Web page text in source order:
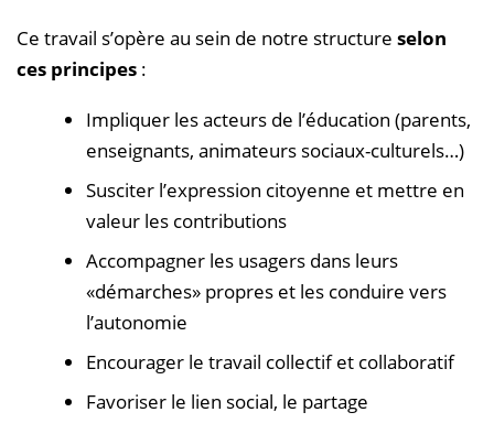
Ce travail s’opère au sein de notre structure selon
ces principes :
Impliquer les acteurs de l’éducation (parents,
enseignants, animateurs sociaux-culturels…)
Susciter l’expression citoyenne et mettre en
valeur les contributions
Accompagner les usagers dans leurs
«démarches» propres et les conduire vers
l’autonomie
Encourager le travail collectif et collaboratif
Favoriser le lien social, le partage